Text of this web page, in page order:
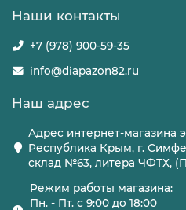
Наши контакты
+7 (978) 900-59-35
info@diapazon82.ru
Наш адрес
Адрес интернет-магазина
Республика Крым, г.
склад №63, литера ЧФТХ,
Режим работы магазина:
Пн. - Пт. с 9:00 до 18:00